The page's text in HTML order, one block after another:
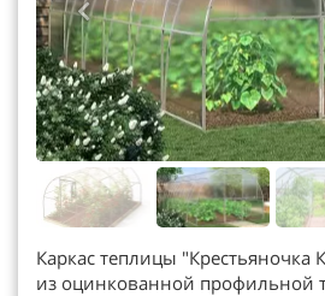
Каркас теплицы
из оцинкованной профильной